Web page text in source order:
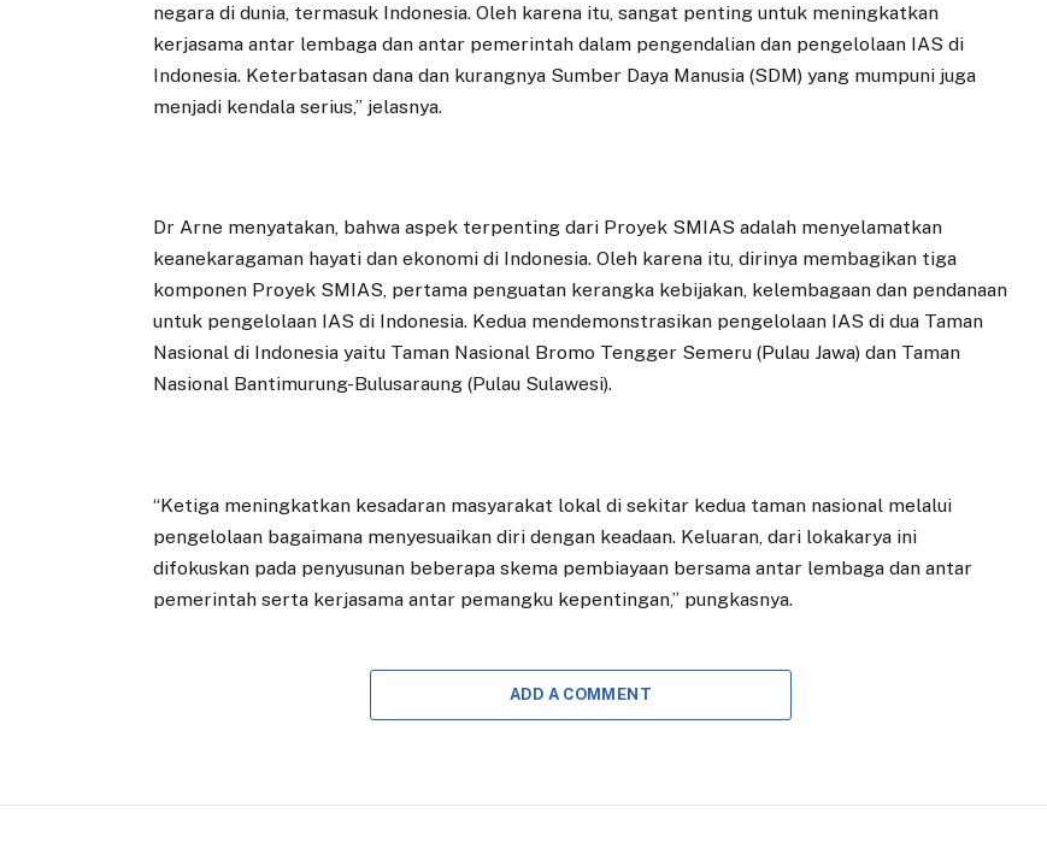
negara di dunia, termasuk Indonesia. Oleh karena itu, sangat penting untuk meningkatkan
kerjasama antar lembaga dan antar pemerintah dalam pengendalian dan pengelolaan IAS di
Indonesia. Keterbatasan dana dan kurangnya Sumber Daya Manusia (SDM) yang mumpuni juga
menjadi kendala serius,” jelasnya.
Dr Arne menyatakan, bahwa aspek terpenting dari Proyek SMIAS adalah menyelamatkan
keanekaragaman hayati dan ekonomi di Indonesia. Oleh karena itu, dirinya membagikan tiga
komponen Proyek SMIAS, pertama penguatan kerangka kebijakan, kelembagaan dan pendanaan
untuk pengelolaan IAS di Indonesia. Kedua mendemonstrasikan pengelolaan IAS di dua Taman
Nasional di Indonesia yaitu Taman Nasional Bromo Tengger Semeru (Pulau Jawa) dan Taman
Nasional Bantimurung-Bulusaraung (Pulau Sulawesi).
“Ketiga meningkatkan kesadaran masyarakat lokal di sekitar kedua taman nasional melalui
pengelolaan bagaimana menyesuaikan diri dengan keadaan. Keluaran, dari lokakarya ini
difokuskan pada penyusunan beberapa skema pembiayaan bersama antar lembaga dan antar
pemerintah serta kerjasama antar pemangku kepentingan,” pungkasnya.
ADD A COMMENT